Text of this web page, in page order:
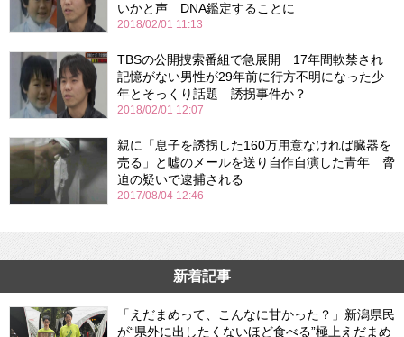
いかと声 DNA鑑定することに
2018/02/01 11:13
TBSの公開捜索番組で急展開 17年間軟禁され
記憶がない男性が29年前に行方不明になった少
年とそっくり話題 誘拐事件か？
2018/02/01 12:07
親に「息子を誘拐した160万用意なければ臓器を
売る」と嘘のメールを送り自作自演した青年 脅
迫の疑いで逮捕される
2017/08/04 12:46
新着記事
「えだまめって、こんなに甘かった？」新潟県民
が“県外に出したくないほど食べる”極上えだまめ